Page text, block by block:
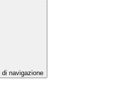
di navigazione